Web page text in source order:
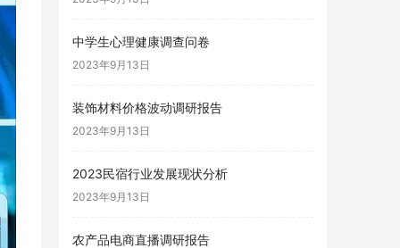
中学生心理健康调查问卷
2023年9月13日
装饰材料价格波动调研报告
2023年9月13日
2023民宿行业发展现状分析
2023年9月13日
农产品电商直播调研报告